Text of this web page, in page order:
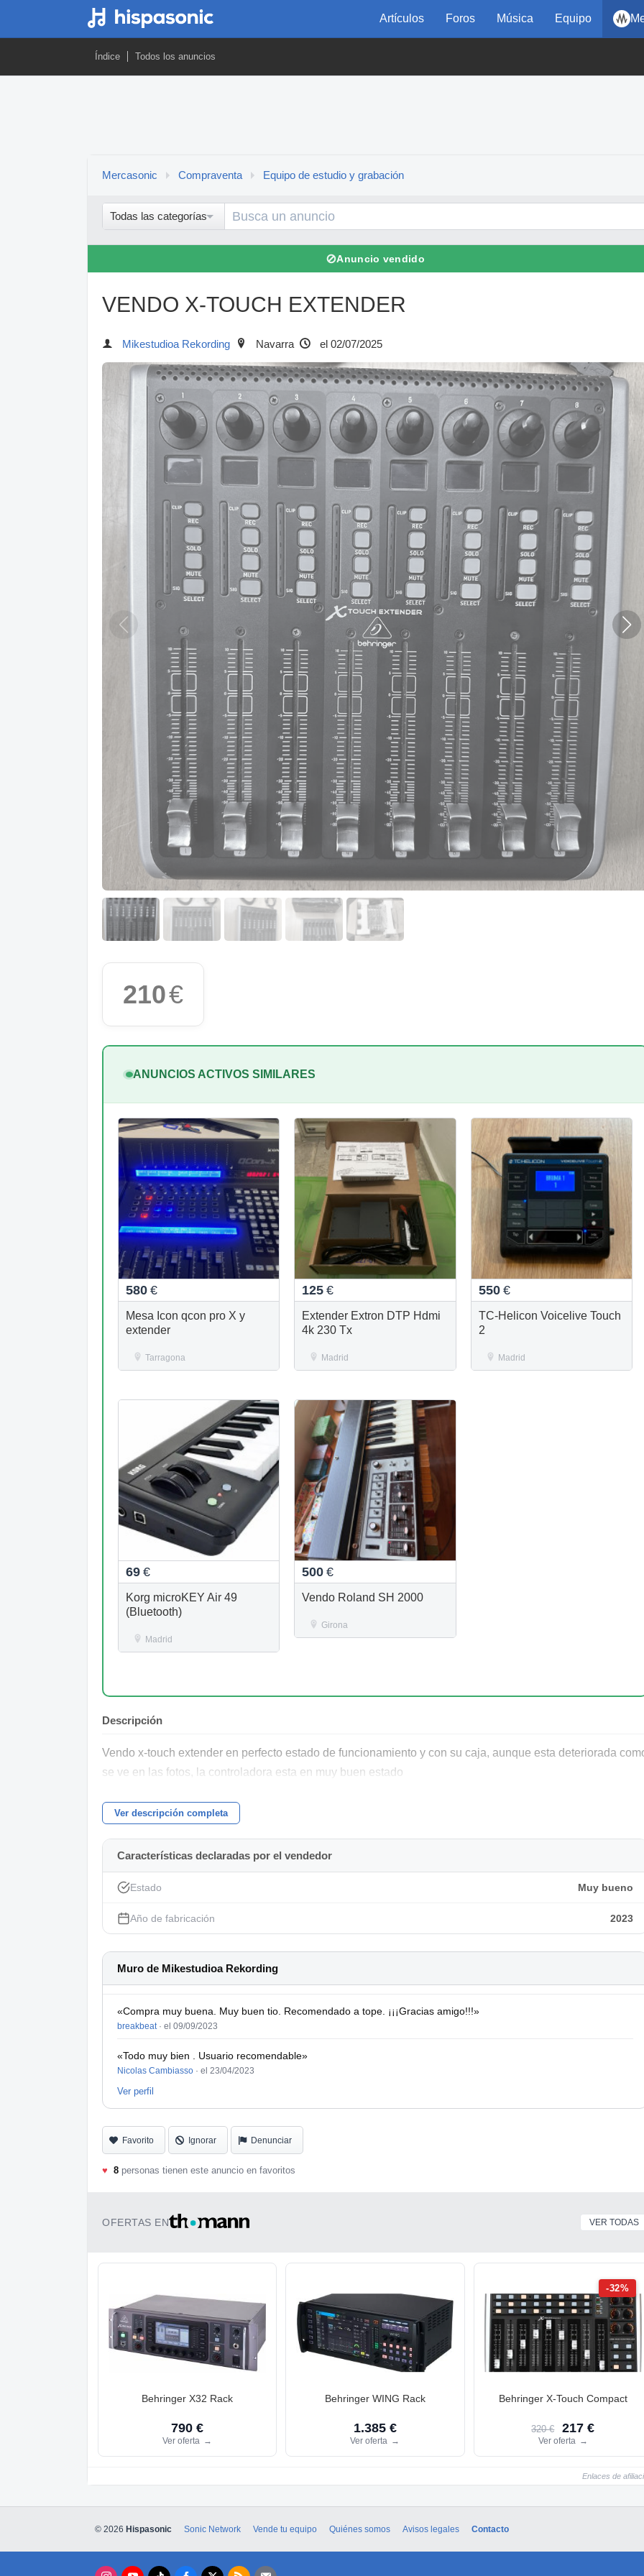
Artículos Foros Música Equipo
Índice Todos los anuncios
Mercasonic Compraventa Equipo de estudio y grabación
Todas las categorías
⊘Anuncio vendido
VENDO X-TOUCH EXTENDER
Mikestudioa Rekording Navarra el 02/07/2025
210€
ANUNCIOS ACTIVOS SIMILARES
580 €
Mesa Icon qcon pro X y
extender
Tarragona
125 €
Extender Extron DTP Hdmi
4k 230 Tx
Madrid
550 €
TC-Helicon Voicelive Touch
2
Madrid
69 €
Korg microKEY Air 49
(Bluetooth)
Madrid
500 €
Vendo Roland SH 2000
Girona
Descripción
Vendo x-touch extender en perfecto estado de funcionamiento y con su caja, aunque esta deteriorada
se ve en las fotos, la controladora esta en muy buen estado
Ver descripción completa
Características declaradas por el vendedor
Estado Muy bueno
Año de fabricación 2023
Muro de Mikestudioa Rekording
«Compra muy buena. Muy buen tio. Recomendado a tope. ¡¡¡Gracias amigo!!!»
breakbeat· el 09/09/2023
«Todo muy bien . Usuario recomendable»
Nicolas Cambiasso · el 23/04/2023
Ver perfil
Favorito Ignorar Denunciar
♥ 8 personas tienen este anuncio en favoritos
OFERTAS EN VER TODAS
Behringer X32 Rack
790 €
Ver oferta →
Behringer WING Rack
1.385 €
Ver oferta →
-32%
Behringer X-Touch Compact
320 € 217 €
Ver oferta →
Enlaces de
© 2026 Hispasonic Sonic Network Vende tu equipo Quiénes somos Avisos legales Contacto